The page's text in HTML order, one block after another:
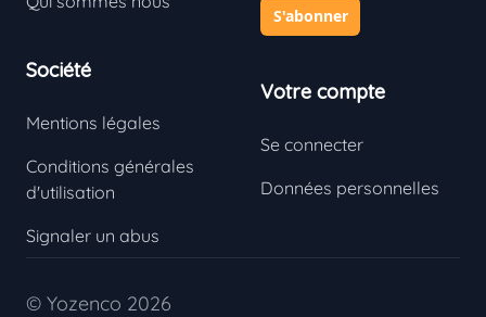
Société
Mentions légales
Conditions générales
d'utilisation
Signaler un abus
S'abonner
Votre compte
Se connecter
Données personnelles
© Yozenco 2026